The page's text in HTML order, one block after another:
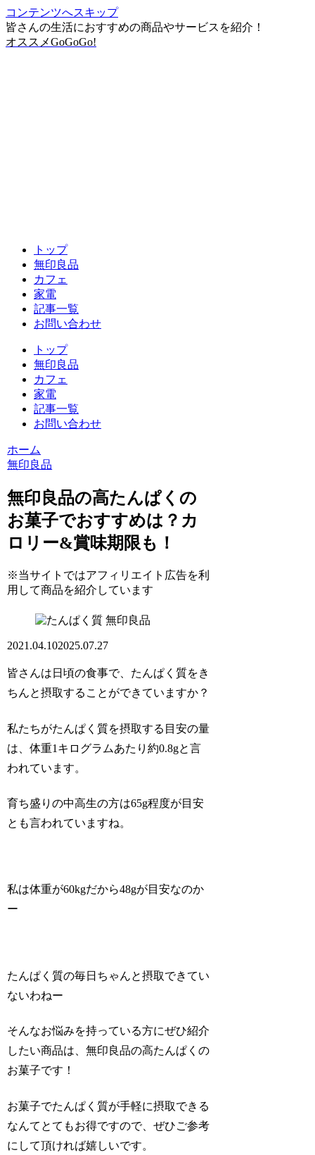
コンテンツへスキップ
皆さんの生活におすすめの商品やサービスを紹介！
オススメGoGoGo!
トップ
無印良品
カフェ
家電
記事一覧
お問い合わせ
トップ
無印良品
カフェ
家電
記事一覧
お問い合わせ
ホーム
無印良品
無印良品の高たんぱくの
お菓子でおすすめは？カ
ロリー&賞味期限も！
※当サイトではアフィリエイト広告を利
用して商品を紹介しています
無印良品
2021.04.102025.07.27
皆さんは日頃の食事で、たんぱく質をき
ちんと摂取することができていますか？
私たちがたんぱく質を摂取する目安の量
は、体重1キログラムあたり約0.8gと言
われています。
育ち盛りの中高生の方は65g程度が目安
とも言われていますね。
私は体重が60kgだから48gが目安なのか
ー
たんぱく質の毎日ちゃんと摂取できてい
ないわねー
そんなお悩みを持っている方にぜひ紹介
したい商品は、無印良品の高たんぱくの
お菓子です！
お菓子でたんぱく質が手軽に摂取できる
なんてとてもお得ですので、ぜひご参考
にして頂ければ嬉しいです。